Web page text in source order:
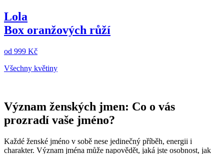
Lola
Box oranžových růží
od 999 Kč
Všechny květiny
Význam ženských jmen: Co o vás
prozradí vaše jméno?
Každé ženské jméno v sobě nese jedinečný příběh, energii i
charakter. Význam jména může napovědět, jaká jste osobnost, jak